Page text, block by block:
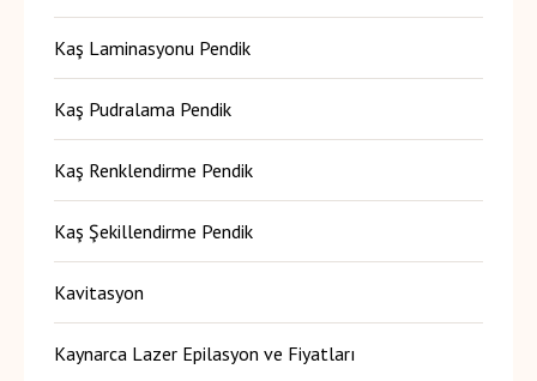
Kaş Laminasyonu Pendik
Kaş Pudralama Pendik
Kaş Renklendirme Pendik
Kaş Şekillendirme Pendik
Kavitasyon
Kaynarca Lazer Epilasyon ve Fiyatları